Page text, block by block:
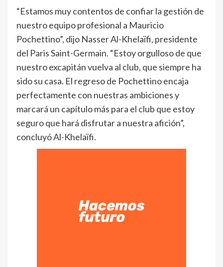
“Estamos muy contentos de confiar la gestión de
nuestro equipo profesional a Mauricio
Pochettino”, dijo Nasser Al-Khelaïfi, presidente
del Paris Saint-Germain. “Estoy orgulloso de que
nuestro excapitán vuelva al club, que siempre ha
sido su casa. El regreso de Pochettino encaja
perfectamente con nuestras ambiciones y
marcará un capítulo más para el club que estoy
seguro que hará disfrutar a nuestra afición”,
concluyó Al-Khelaïfi.